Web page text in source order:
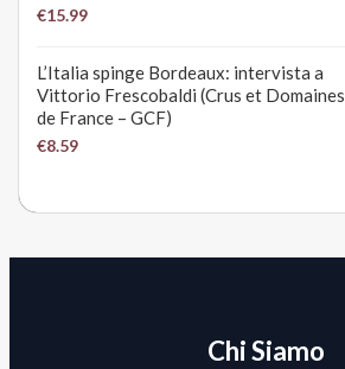
€15.99
L’Italia spinge Bordeaux: intervista a
Vittorio Frescobaldi (Crus et Domaines
de France – GCF)
€8.59
Chi Siamo